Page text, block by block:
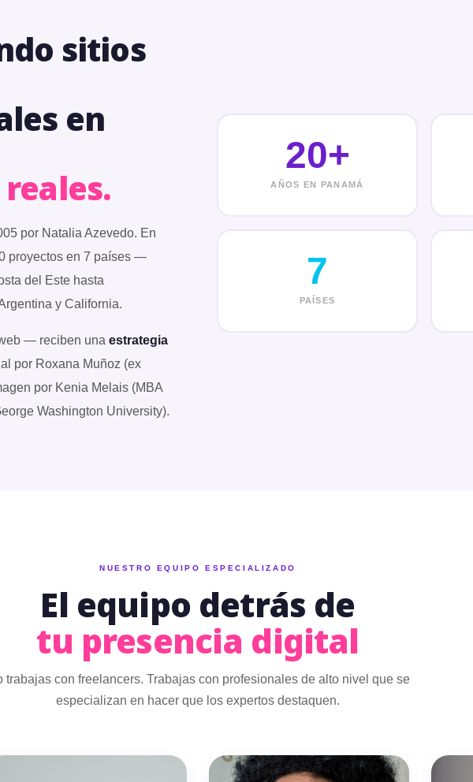
sitios
en
por Natalia Azevedo. En
proyectos en 7 países —
del Este hasta
y California.
— reciben una estrategia
por Roxana Muñoz (ex
por Kenia Melais (MBA
Washington University).
20+
AÑOS EN PANAMÁ
7
PAÍSES
NUESTRO EQUIPO ESPECIALIZADO
El equipo detrás de
tu presencia digital
trabajas con freelancers. Trabajas con profesionales de alto nivel que se
especializan en hacer que los expertos destaquen.